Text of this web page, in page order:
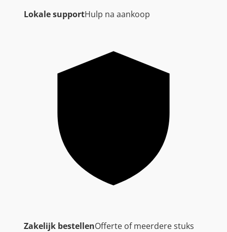
Lokale supportHulp na aankoop
Zakelijk bestellenOfferte of meerdere stuks